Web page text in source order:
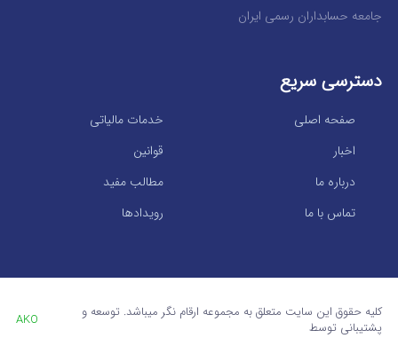
جامعه حسابداران رسمی ایران
دسترسی سریع
خدمات مالیاتی
صفحه اصلی
قوانین
اخبار
مطالب مفید
درباره ما
رویدادها
تماس با ما
کلیه حقوق این سایت متعلق به مجموعه ارقام نگر میباشد. توسعه و
پشتیبانی توسط
AKO